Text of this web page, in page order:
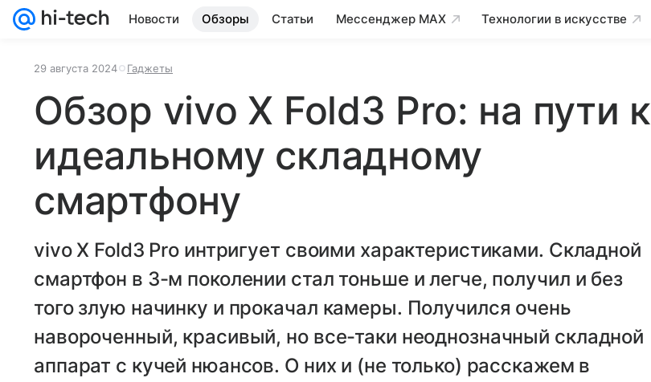
Новости Обзоры Статьи Мессенджер MAX Технологии в искусстве
29 августа 2024 Гаджеты
Обзор vivo X Fold3 Pro: на пути к
идеальному складному
смартфону
vivo X Fold3 Pro интригует своими характеристиками. Складной
смартфон в 3-м поколении стал тоньше и легче, получил и без
того злую начинку и прокачал камеры. Получился очень
навороченный, красивый, но все-таки неоднозначный складной
аппарат с кучей нюансов. О них и (не только) расскажем в